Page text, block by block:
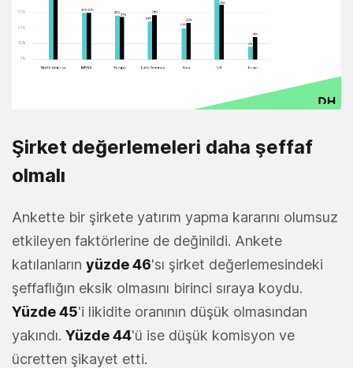
Şirket değerlemeleri daha şeffaf
olmalı
Ankette bir şirkete yatırım yapma kararını olumsuz
etkileyen faktörlerine de değinildi. Ankete
katılanların yüzde 46'sı şirket değerlemesindeki
şeffaflığın eksik olmasını birinci sıraya koydu.
Yüzde 45'i likidite oranının düşük olmasından
yakındı. Yüzde 44'ü ise düşük komisyon ve
ücretten şikayet etti.